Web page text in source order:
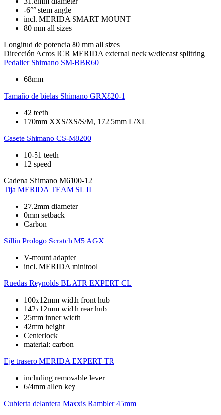
-6°° stem angle
incl. MERIDA SMART MOUNT
80 mm all sizes
Longitud de potencia 80 mm all sizes
Dirección Acros ICR MERIDA external neck w/diecast splitring
Pedalier Shimano SM-BBR60
68mm
Tamaño de bielas Shimano GRX820-1
42 teeth
170mm XXS/XS/S/M, 172,5mm L/XL
Casete Shimano CS-M8200
10-51 teeth
12 speed
Cadena Shimano M6100-12
Tija MERIDA TEAM SL II
27.2mm diameter
0mm setback
Carbon
Sillin Prologo Scratch M5 AGX
V-mount adapter
incl. MERIDA minitool
Ruedas Reynolds BL ATR EXPERT CL
100x12mm width front hub
142x12mm width rear hub
25mm inner width
42mm height
Centerlock
material: carbon
Eje trasero MERIDA EXPERT TR
including removable lever
6/4mm allen key
Cubierta delantera Maxxis Rambler 45mm